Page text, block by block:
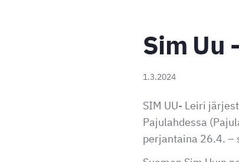
Sim Uu
1.3.2024
SIM UU- Leiri
Pajulahdessa
perjantaina 26.4. –